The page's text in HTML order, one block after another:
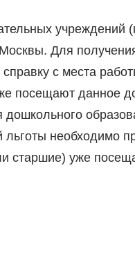
учреждений
Для
с места
посещают данное
необходимо
старшие) уже